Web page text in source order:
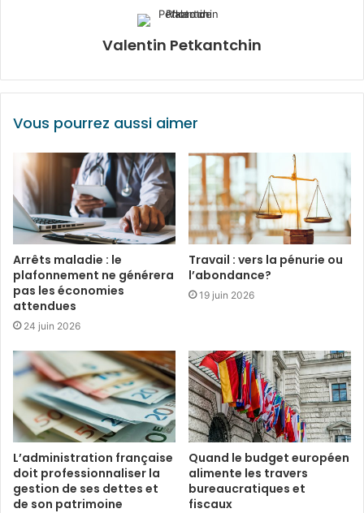
Valentin Petkantchin
Vous pourrez aussi aimer
Arrêts maladie : le
plafonnement ne générera
pas les économies
attendues
24 juin 2026
Travail : vers la pénurie ou
l’abondance?
19 juin 2026
L’administration française
doit professionnaliser la
gestion de ses dettes et
de son patrimoine
Quand le budget européen
alimente les travers
bureaucratiques et
fiscaux